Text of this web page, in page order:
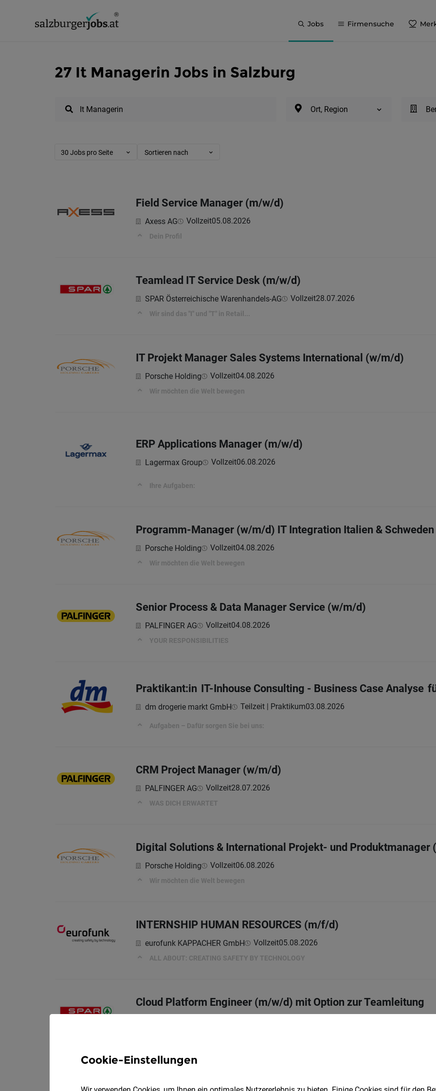
Jobs Firmensuche
27 It Managerin Jobs in Salzburg
Ort, Region
30 Jobs pro Seite Sortieren nach
Field Service Manager (m/w/d)
Axess AG Vollzeit05.08.2026
Dein Profil
Teamlead IT Service Desk (m/w/d)
SPAR Österreichische Warenhandels-AG Vollzeit28.07.2026
Wir sind das "I" und "T" in Retail...
IT Projekt Manager Sales Systems International (w/m/d)
Porsche Holding Vollzeit04.08.2026
Wir möchten die Welt bewegen
ERP Applications Manager (m/w/d)
Lagermax Group Vollzeit06.08.2026
Ihre Aufgaben:
Programm-Manager (w/m/d) IT Integration Italien & Schweden
Porsche Holding Vollzeit04.08.2026
Wir möchten die Welt bewegen
Senior Process & Data Manager Service (w/m/d)
PALFINGER AG Vollzeit04.08.2026
YOUR RESPONSIBILITIES
Praktikant:in IT-Inhouse Consulting - Business Case Analyse
dm drogerie markt GmbH Teilzeit | Praktikum03.08.2026
Aufgaben – Dafür sorgen Sie bei uns:
CRM Project Manager (w/m/d)
PALFINGER AG Vollzeit28.07.2026
WAS DICH ERWARTET
Digital Solutions & International Projekt- und Produktmanager
Porsche Holding Vollzeit06.08.2026
Wir möchten die Welt bewegen
INTERNSHIP HUMAN RESOURCES (m/f/d)
eurofunk KAPPACHER GmbH Vollzeit05.08.2026
ALL ABOUT: CREATING SAFETY BY TECHNOLOGY
Cloud Platform Engineer (m/w/d) mit Option zur Teamleitung
Digital Operations Manager (m/w/d)
Cookie-Einstellungen